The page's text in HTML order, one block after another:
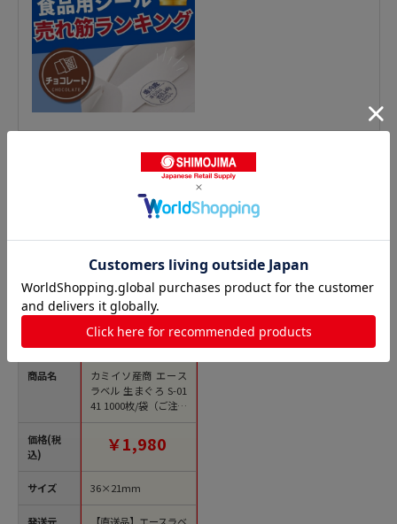
鮮魚シールの人気商品との比較
商品名
価格(税
込)
サイズ
カミイソ産商 エース
ラベル 生まぐろ S-01
41 1000枚/袋（ご注文
単位1袋）【直送品】
￥1,980
36×21mm